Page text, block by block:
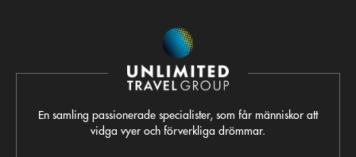
En samling passionerade specialister, som får människor att
vidga vyer och förverkliga drömmar.